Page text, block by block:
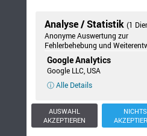
Analyse / Statistik (1
Anonyme Auswertung zur
Fehlerbehebung und
Google Analytics
Google LLC, USA
ⓘ Alle Details
AUSWAHL
AKZEPTIEREN
NICHTS